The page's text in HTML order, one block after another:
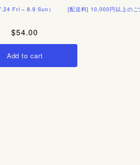
Sun） [配送料] 10,000円以上のご注文で国内
$54.00